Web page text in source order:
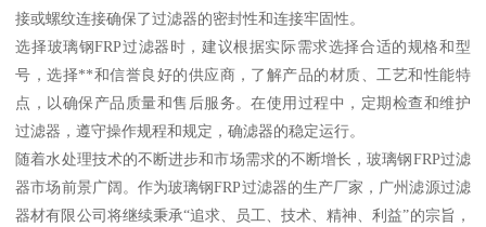
接或螺纹连接确保了过滤器的密封性和连接牢固性。
选择玻璃钢FRP过滤器时，建议根据实际需求选择合适的规格和型
号，选择**和信誉良好的供应商，了解产品的材质、工艺和性能特
点，以确保产品质量和售后服务。在使用过程中，定期检查和维护
过滤器，遵守操作规程和规定，确滤器的稳定运行。
随着水处理技术的不断进步和市场需求的不断增长，玻璃钢FRP过滤
器市场前景广阔。作为玻璃钢FRP过滤器的生产厂家，广州滤源过滤
器材有限公司将继续秉承“追求、员工、技术、精神、利益”的宗旨，